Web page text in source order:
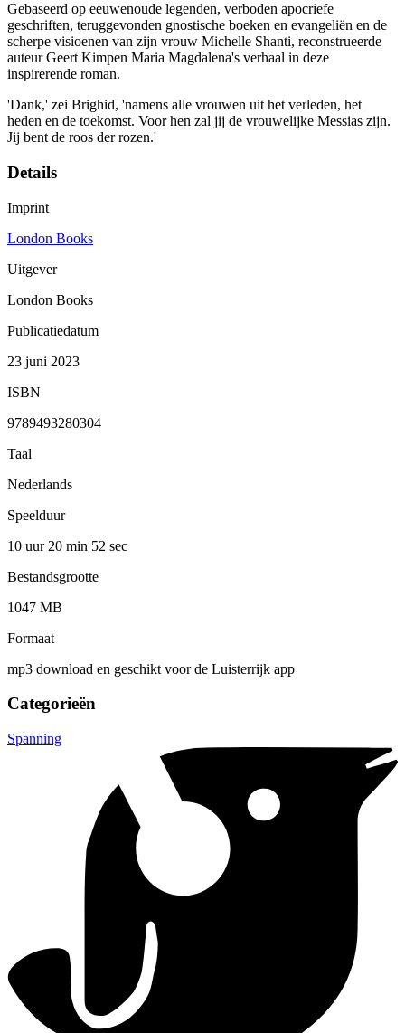
Gebaseerd op eeuwenoude legenden, verboden apocriefe
geschriften, teruggevonden gnostische boeken en evangeliën en de
scherpe visioenen van zijn vrouw Michelle Shanti, reconstrueerde
auteur Geert Kimpen Maria Magdalena's verhaal in deze
inspirerende roman.
'Dank,' zei Brighid, 'namens alle vrouwen uit het verleden, het
heden en de toekomst. Voor hen zal jij de vrouwelijke Messias zijn.
Jij bent de roos der rozen.'
Details
Imprint
London Books
Uitgever
London Books
Publicatiedatum
23 juni 2023
ISBN
9789493280304
Taal
Nederlands
Speelduur
10 uur 20 min 52 sec
Bestandsgrootte
1047 MB
Formaat
mp3 download en geschikt voor de Luisterrijk app
Categorieën
Spanning